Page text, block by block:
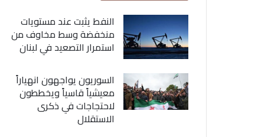
النفط يثبت عند مستويات
منخفضة وسط مخاوف من
استمرار التصعيد في لبنان
السوريون يواجهون انهياراً
معيشياً قاسياً ويخططون
لاحتجاجات في ذكرى
الاستقلال